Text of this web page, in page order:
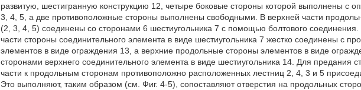
развитую, шестигранную конструкцию 12, четыре боковые стороны которой выполнены с
3, 4, 5, а две противоположные стороны выполнены свободными. В верхней части
(2, 3, 4, 5) соединены со сторонами 6 шестиугольника 7 с помощью болтового соединения.
части стороны соединительного элемента в виде шестиугольника 7 жестко соединены с
элементов в виде ограждения 13, а верхние продольные стороны элементов в виде
сторонами верхнего соединительного элемента в виде шестиугольника 14. Для предания
части к продольным сторонам противоположно расположенных лестниц 2, 4, 3 и 5
Это выполняют, таким образом (см. Фиг. 4-5), сопоставляют отверстия на продольных